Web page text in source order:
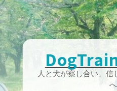
Skip
to
content
人と犬が察し合い、
へ